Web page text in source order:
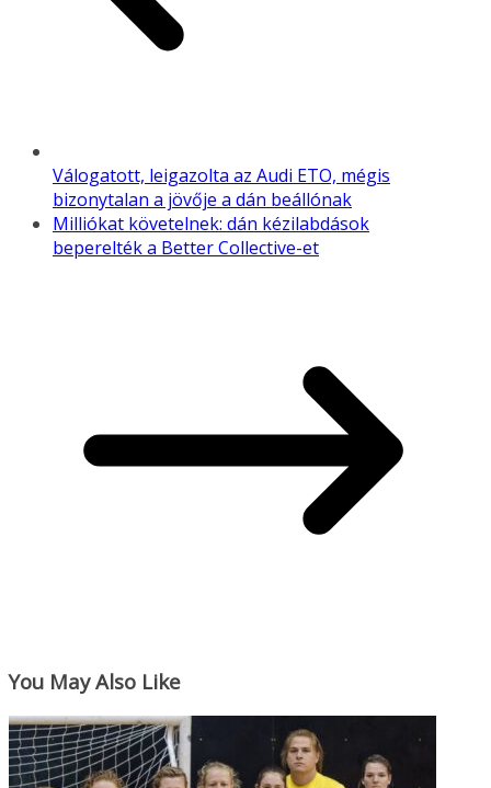
Válogatott, leigazolta az Audi ETO, mégis
bizonytalan a jövője a dán beállónak
Milliókat követelnek: dán kézilabdások
beperelték a Better Collective-et
You May Also Like